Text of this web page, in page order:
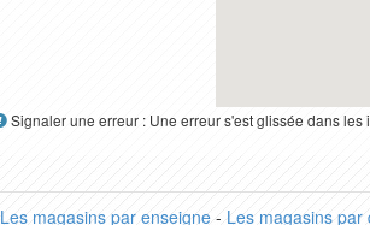
Signaler une erreur : Une erreur s'est glissée dans
Les magasins par enseigne- Les magasins par